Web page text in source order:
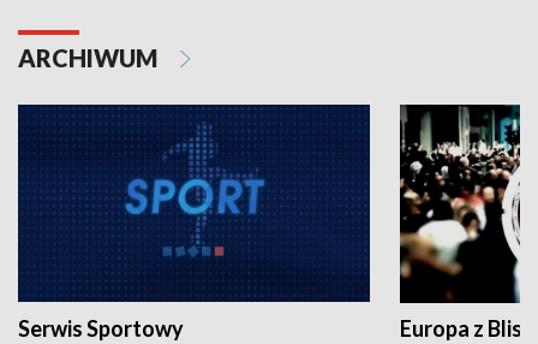
ARCHIWUM
Serwis Sportowy Europa z